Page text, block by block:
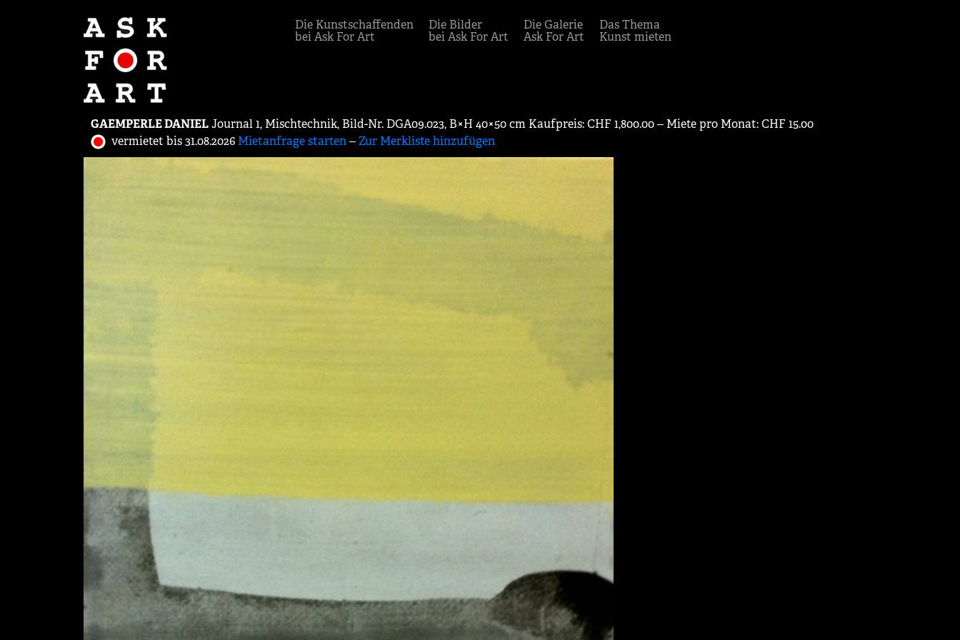
Die Kunstschaffenden
bei Ask For Art
Die Bilder
bei Ask For Art
Die Galerie
Ask For Art
Das Thema
Kunst mieten
GAEMPERLE DANIELJournal 1, Mischtechnik, Bild-Nr. DGA09.023, B×H 40×50 cm Kaufpreis: CHF 1,800.00 ‒ Miete pro Monat: CHF 15.00
vermietet bis 31.08.2026 Mietanfrage starten‒Zur Merkliste hinzufügen